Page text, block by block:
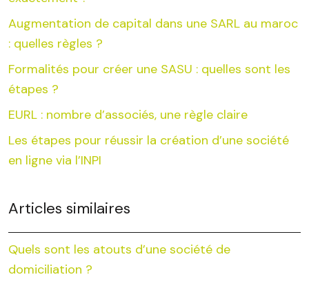
Augmentation de capital dans une SARL au maroc
: quelles règles ?
Formalités pour créer une SASU : quelles sont les
étapes ?
EURL : nombre d’associés, une règle claire
Les étapes pour réussir la création d’une société
en ligne via l’INPI
Articles similaires
Quels sont les atouts d’une société de
domiciliation ?